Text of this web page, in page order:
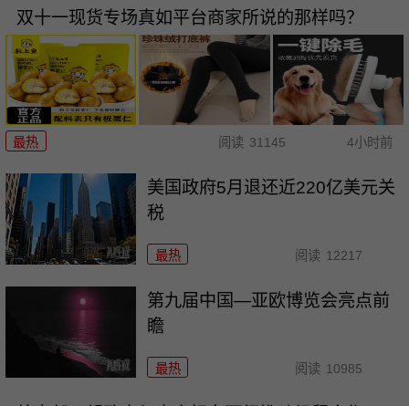
双十一现货专场真如平台商家所说的那样吗？
最热 阅读 31145 4小时前
美国政府5月退还近220亿美元关
税
最热 阅读 12217
第九届中国—亚欧博览会亮点前
瞻
最热 阅读 10985